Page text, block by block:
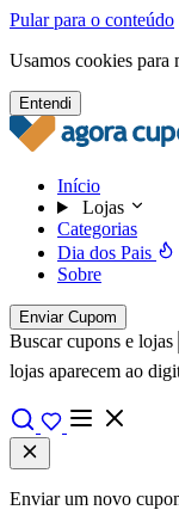
Pular para o conteúdo
Usamos cookies para
Entendi
Início
Lojas
Categorias
Dia dos Pais
Sobre
Enviar Cupom
Buscar cupons e lojas
lojas aparecem ao
Enviar um novo